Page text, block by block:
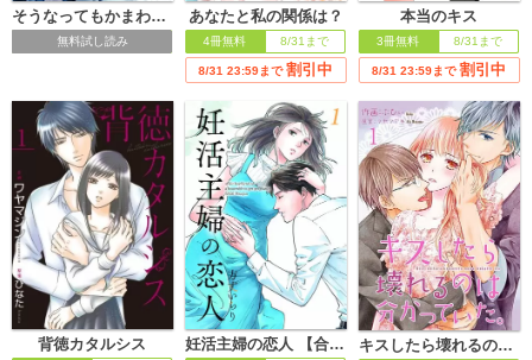
そうなってもかまわない
無料試し読み
あなたと私の関係は？
4冊無料 8/31まで
8/31 23:59まで 割引中
本当のキス
3冊無料 8/31まで
8/31 23:59まで 割引中
背徳カタルシス 妊活主婦の恋人 【合冊版】 キスしたら壊れるのは分かっていた。